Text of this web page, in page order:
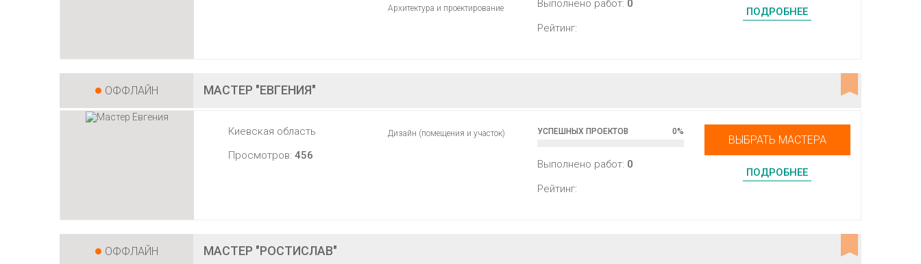
Архитектура и проектирование
Выполнено работ: 0
Рейтинг:
ПОДРОБНЕЕ
ОФФЛАЙН МАСТЕР "ЕВГЕНИЯ"
Киевская область
Просмотров: 456
Дизайн (помещения и участок) УСПЕШНЫХ ПРОЕКТОВ 0%
Выполнено работ: 0
Рейтинг:
ВЫБРАТЬ МАСТЕРА
ПОДРОБНЕЕ
ОФФЛАЙН МАСТЕР "РОСТИСЛАВ"